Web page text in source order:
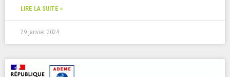
LIRE LA SUITE »
29 janvier 2024